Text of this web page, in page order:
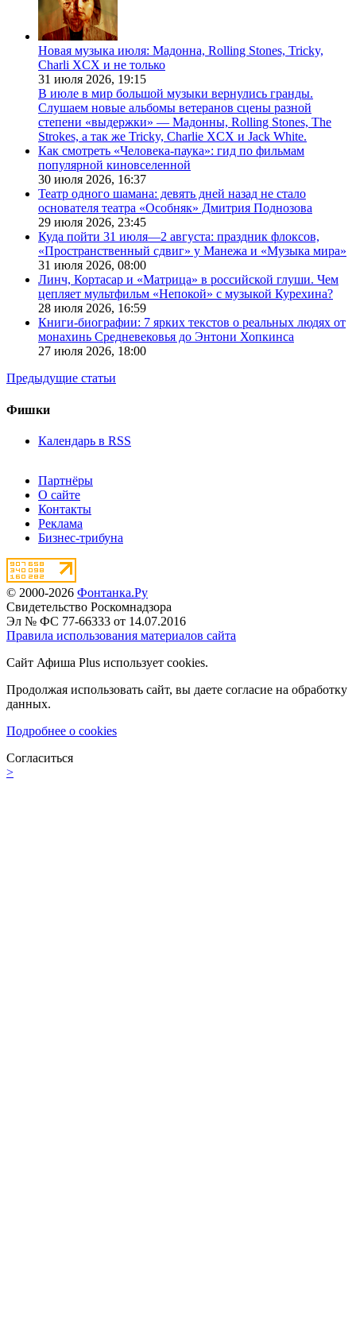
Новая музыка июля: Мадонна, Rolling Stones, Tricky,
Charli XCX и не только
31 июля 2026, 19:15
В июле в мир большой музыки вернулись гранды.
Слушаем новые альбомы ветеранов сцены разной
степени «выдержки» — Мадонны, Rolling Stones, The
Strokes, а так же Tricky, Charlie XCX и Jack White.
Как смотреть «Человека-паука»: гид по фильмам
популярной киновселенной
30 июля 2026, 16:37
Театр одного шамана: девять дней назад не стало
основателя театра «Особняк» Дмитрия Поднозова
29 июля 2026, 23:45
Куда пойти 31 июля—2 августа: праздник флоксов,
«Пространственный сдвиг» у Манежа и «Музыка мира»
31 июля 2026, 08:00
Линч, Кортасар и «Матрица» в российской глуши. Чем
цепляет мультфильм «Непокой» с музыкой Курехина?
28 июля 2026, 16:59
Книги-биографии: 7 ярких текстов о реальных людях от
монахинь Средневековья до Энтони Хопкинса
27 июля 2026, 18:00
Предыдущие статьи
Фишки
Календарь в RSS
Партнёры
О сайте
Контакты
Реклама
Бизнес-трибуна
© 2000-2026 Фонтанка.Ру
Свидетельство Роскомнадзора
Эл № ФС 77-66333 от 14.07.2016
Правила использования материалов сайта
Сайт Афиша Plus использует cookies.
Продолжая использовать сайт, вы даете согласие на обработку
данных.
Подробнее о cookies
Согласиться
>